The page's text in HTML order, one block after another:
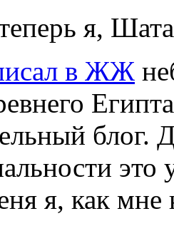
я,
в ЖЖ
блог.
это
я, как мне